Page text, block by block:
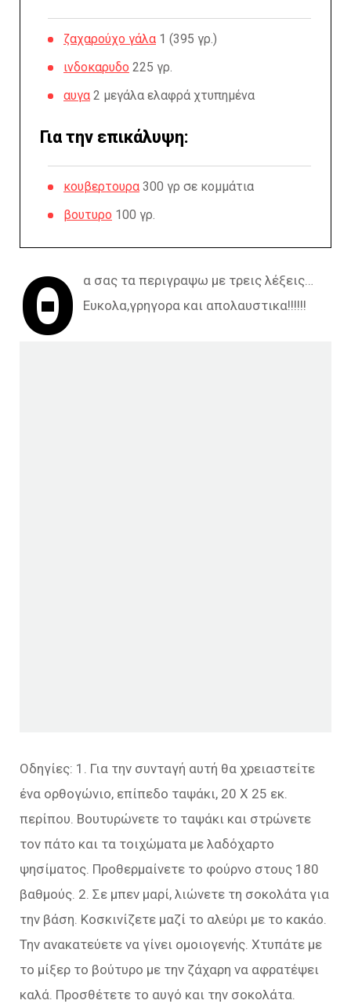
ζαχαρούχο γάλα 1 (395 γρ.)
ινδοκαρυδο 225 γρ.
αυγα 2 μεγάλα ελαφρά χτυπημένα
Για την επικάλυψη:
κουβερτουρα 300 γρ σε κομμάτια
βουτυρο 100 γρ.
Θ
α σας τα περιγραψω με τρεις λέξεις…
Ευκολα,γρηγορα και απολαυστικα!!!!!!
Οδηγίες: 1. Για την συνταγή αυτή θα χρειαστείτε
ένα ορθογώνιο, επίπεδο ταψάκι, 20 Χ 25 εκ.
περίπου. Βουτυρώνετε το ταψάκι και στρώνετε
τον πάτο και τα τοιχώματα με λαδόχαρτο
ψησίματος. Προθερμαίνετε το φούρνο στους 180
βαθμούς. 2. Σε μπεν μαρί, λιώνετε τη σοκολάτα για
την βάση. Κοσκινίζετε μαζί το αλεύρι με το κακάο.
Την ανακατεύετε να γίνει ομοιογενής. Χτυπάτε με
το μίξερ το βούτυρο με την ζάχαρη να αφρατέψει
καλά. Προσθέτετε το αυγό και την σοκολάτα.